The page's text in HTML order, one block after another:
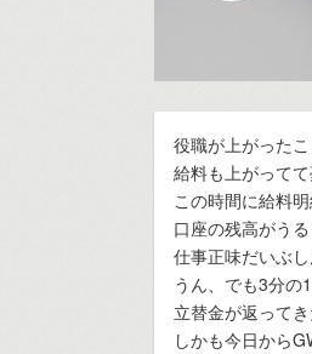
役職が上がった
給料も上がって
この時間に給料
口座の残高がう
仕事正味だいぶ
うん、でも3分の
立替金が返ってき
しかも今日から